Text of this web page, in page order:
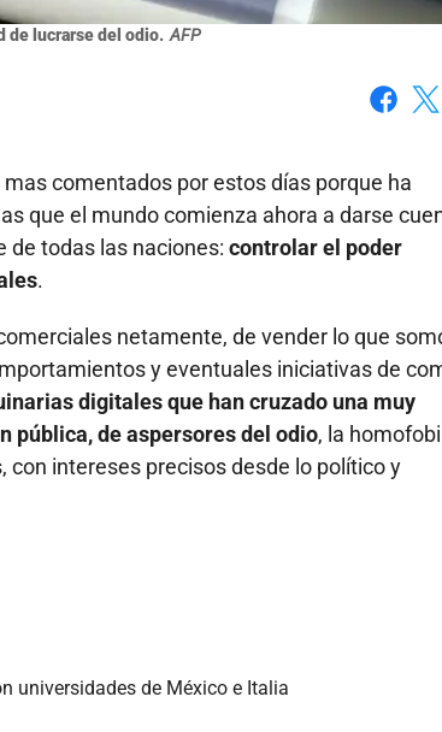
de lucrarse del odio. AFP
comentados por estos días porque ha
que el mundo comienza ahora a darse
de todas las naciones: controlar el poder
.
netamente, de vender lo que
y eventuales iniciativas de
digitales que han cruzado una muy
pública, de aspersores del odio, la
intereses precisos desde lo político y
universidades de México e Italia